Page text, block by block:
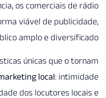
décadas de
continuam a ser uma
de alcançar um
O rádio possui
eficaz para
com o ouvinte,